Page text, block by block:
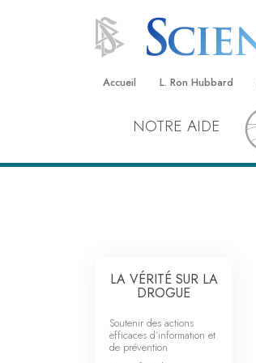
Accueil L. Ron Hubbard
NOTRE AIDE
LA VÉRITÉ SUR LA
DROGUE
Soutenir des actions
efficaces d’information et
de prévention